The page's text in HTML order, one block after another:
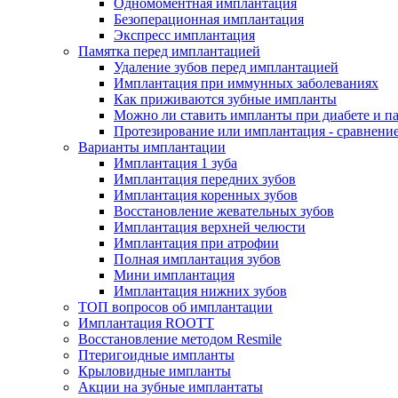
Одномоментная имплантация
Безоперационная имплантация
Экспресс имплантация
Памятка перед имплантацией
Удаление зубов перед имплантацией
Имплантация при иммунных заболеваниях
Как приживаются зубные импланты
Можно ли ставить импланты при диабете и
Протезирование или имплантация -
Варианты имплантации
Имплантация 1 зуба
Имплантация передних зубов
Имплантация коренных зубов
Восстановление жевательных зубов
Имплантация верхней челюсти
Имплантация при атрофии
Полная имплантация зубов
Мини имплантация
Имплантация нижних зубов
ТОП вопросов об имплантации
Имплантация ROOTT
Восстановление методом Resmile
Птеригоидные импланты
Крыловидные импланты
Акции на зубные имплантаты